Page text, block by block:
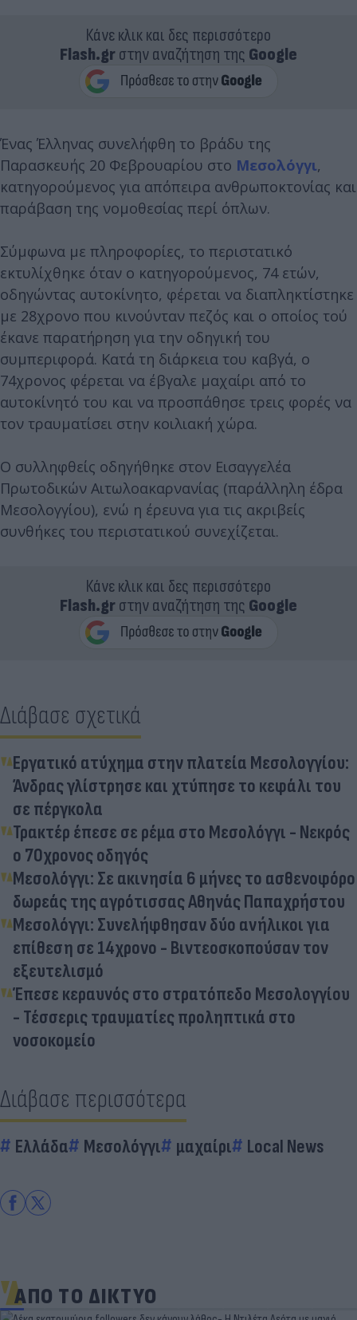
Κάνε κλικ και δες περισσότερο
Flash.grστην αναζήτηση της Google
Ένας Έλληνας συνελήφθη το βράδυ της
Παρασκευής 20 Φεβρουαρίου στο Μεσολόγγι,
κατηγορούμενος για απόπειρα ανθρωποκτονίας και
παράβαση της νομοθεσίας περί όπλων.
Σύμφωνα με πληροφορίες, το περιστατικό
εκτυλίχθηκε όταν ο κατηγορούμενος, 74 ετών,
οδηγώντας αυτοκίνητο, φέρεται να διαπληκτίστηκε
με 28χρονο που κινούνταν πεζός και ο οποίος τού
έκανε παρατήρηση για την οδηγική του
συμπεριφορά. Κατά τη διάρκεια του καβγά, ο
74χρονος φέρεται να έβγαλε μαχαίρι από το
αυτοκίνητό του και να προσπάθησε τρεις φορές να
τον τραυματίσει στην κοιλιακή χώρα.
Ο συλληφθείς οδηγήθηκε στον Εισαγγελέα
Πρωτοδικών Αιτωλοακαρνανίας (παράλληλη έδρα
Μεσολογγίου), ενώ η έρευνα για τις ακριβείς
συνθήκες του περιστατικού συνεχίζεται.
Κάνε κλικ και δες περισσότερο
Flash.grστην αναζήτηση της Google
Διάβασε σχετικά
Εργατικό ατύχημα στην πλατεία Μεσολογγίου:
Άνδρας γλίστρησε και χτύπησε το κεφάλι του
σε πέργκολα
Τρακτέρ έπεσε σε ρέμα στο Μεσολόγγι - Νεκρός
ο 70χρονος οδηγός
Μεσολόγγι: Σε ακινησία 6 μήνες το ασθενοφόρο
δωρεάς της αγρότισσας Αθηνάς Παπαχρήστου
Μεσολόγγι: Συνελήφθησαν δύο ανήλικοι για
επίθεση σε 14χρονο - Βιντεοσκοπούσαν τον
εξευτελισμό
Έπεσε κεραυνός στο στρατόπεδο Μεσολογγίου
- Τέσσερις τραυματίες προληπτικά στο
νοσοκομείο
Διάβασε περισσότερα
Ελλάδα Μεσολόγγι μαχαίρι Local News
ΑΠΟ ΤΟ ΔΙΚΤΥΟ